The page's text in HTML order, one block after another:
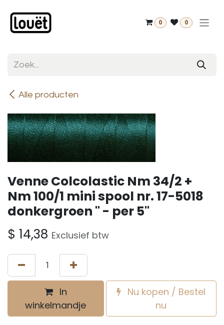
0 0
Alle producten
Venne Colcolastic Nm 34/2 +
Nm 100/1 mini spool nr. 17-5018
donkergroen " - per 5"
$ 14,38 Exclusief btw
In
winkelmandje
Nu kopen / Bestel
nu